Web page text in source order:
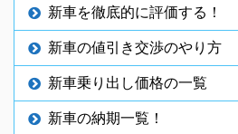
新車を徹底的に評価する！
新車の値引き交渉のやり方
新車乗り出し価格の一覧
新車の納期一覧！